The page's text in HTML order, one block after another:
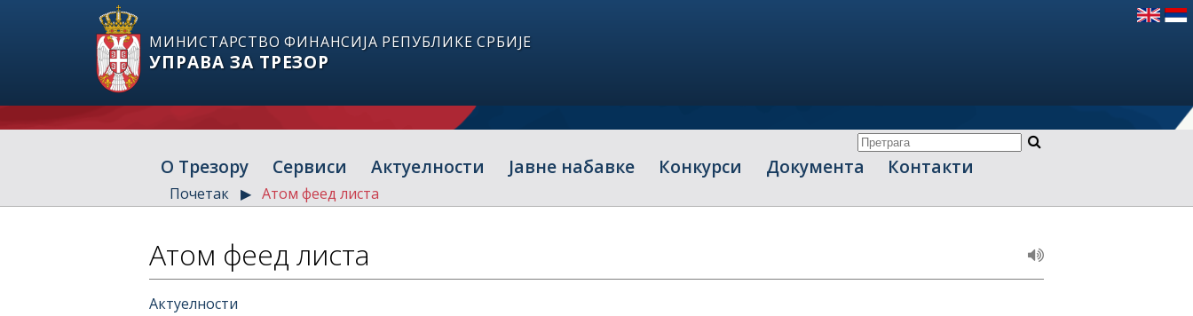
МИНИСТАРСТВО ФИНАНСИЈА РЕПУБЛИКЕ СРБИЈЕ
УПРАВА ЗА ТРЕЗОР
О Трезору Сервиси Актуелности Јавне набавке Конкурси Документа Контакти
Почетак Атом феед листа
Атом феед листа
Актуелности